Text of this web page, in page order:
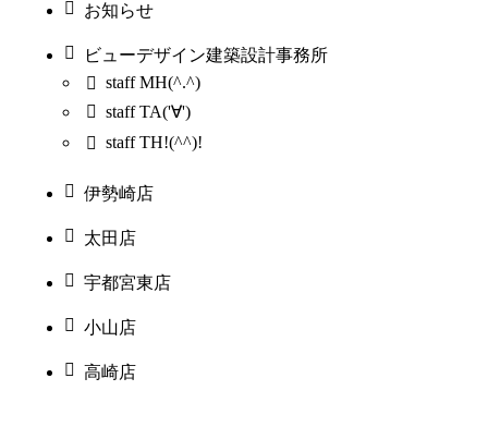
お知らせ
ビューデザイン建築設計事務所
staff MH(^.^)
staff TA('∀')
staff TH!(^^)!
伊勢崎店
太田店
宇都宮東店
小山店
高崎店